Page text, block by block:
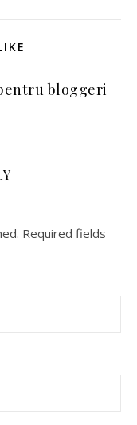
bloggeri
Required fields